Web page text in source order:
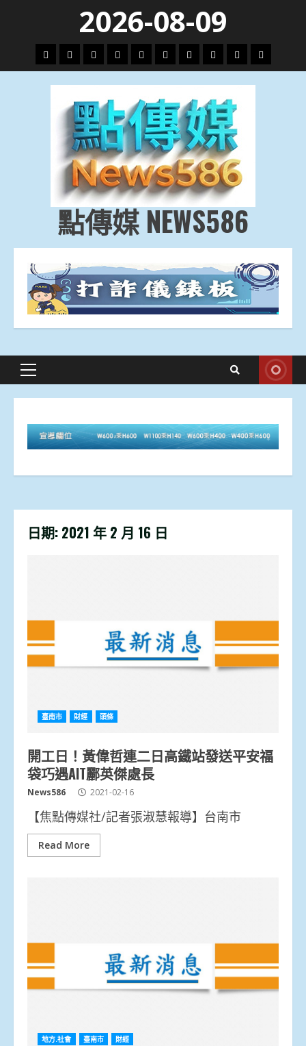
content
2026-08-09
頭
條
財
經
地
方.
會
文
教.
技
專
題
娛
樂
劇
政
治
國
際
運
動
生
活
點傳媒 NEWS586
Primary
日期: 2021 年 2 月 16 日
臺南市 財經 頭條
開工日！黃偉哲連二日高鐵站發送平安福
袋巧遇AIT酈英傑處長
News586 2021-02-16
【焦點傳媒社/記者張淑慧報導】台南市
Read More
地方.社會 臺南市 財經